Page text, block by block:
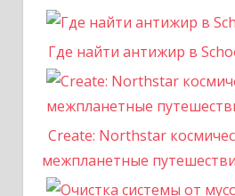
Где найти антижир в
Create: Northstar
межпланетные